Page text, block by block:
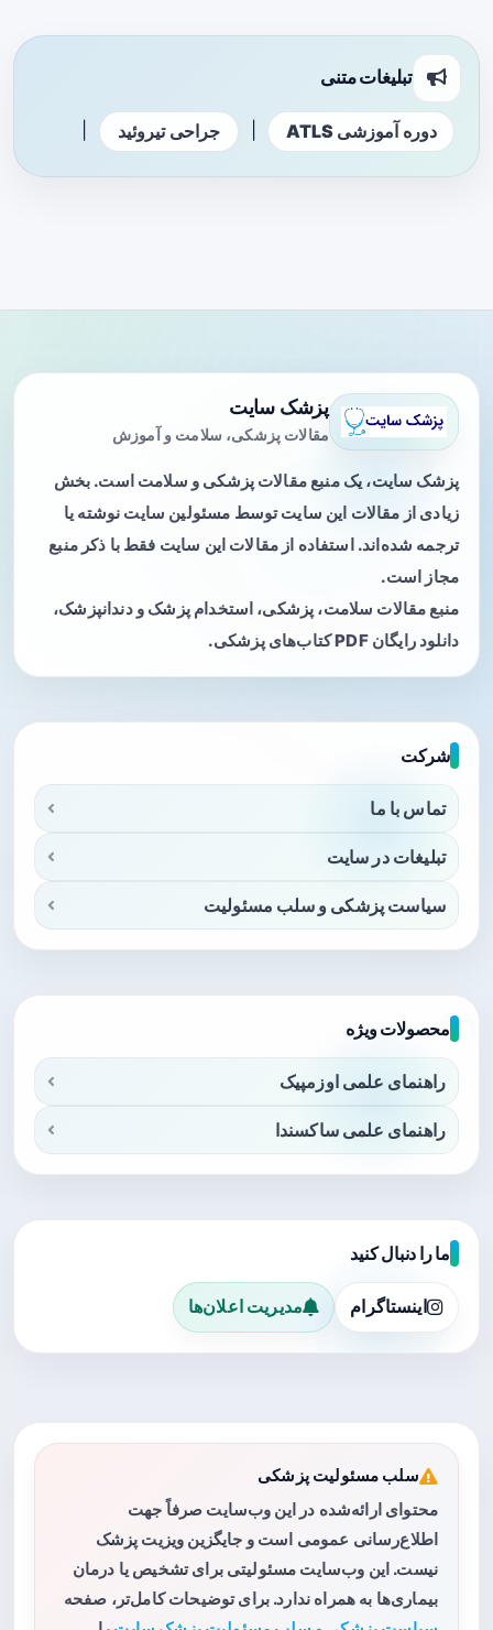
تبلیغات متنی
دوره آموزشی ATLS جراحی تیروئید
پزشک سایت
مقالات پزشکی، سلامت و آموزش
پزشک سایت، یک منبع مقالات پزشکی و سلامت است. بخش
زیادی از مقالات این سایت توسط مسئولین سایت نوشته یا
ترجمه شده‌اند. استفاده از مقالات این سایت فقط با ذکر منبع
مجاز است.
منبع مقالات سلامت، پزشکی، استخدام پزشک و دندانپزشک،
دانلود رایگان PDF کتاب‌های پزشکی.
شرکت
تماس با ما
تبلیغات در سایت
سیاست پزشکی و سلب مسئولیت
محصولات ویژه
راهنمای علمی اوزمپیک
راهنمای علمی ساکسندا
ما را دنبال کنید
اینستاگرام مدیریت اعلان‌ها
سلب مسئولیت پزشکی
محتوای ارائه‌شده در این وب‌سایت صرفاً جهت
اطلاع‌رسانی عمومی است و جایگزین ویزیت پزشک
نیست. این وب‌سایت مسئولیتی برای تشخیص یا درمان
بیماری‌ها به همراه ندارد. برای توضیحات کامل‌تر، صفحه